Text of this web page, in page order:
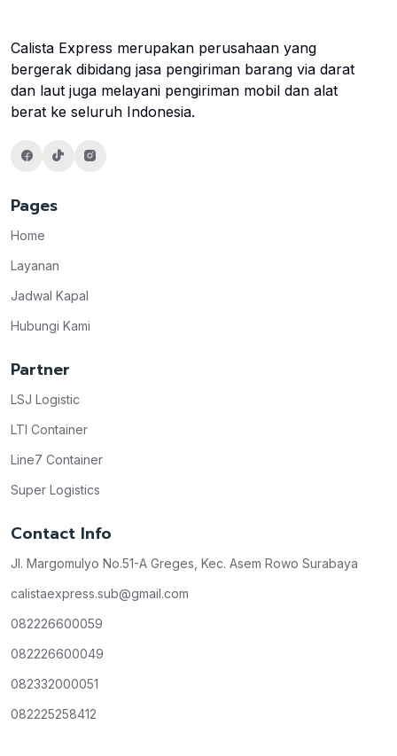
Calista Express merupakan perusahaan yang
bergerak dibidang jasa pengiriman barang via darat
dan laut juga melayani pengiriman mobil dan alat
berat ke seluruh Indonesia.
Pages
Home
Layanan
Jadwal Kapal
Hubungi Kami
Partner
LSJ Logistic
LTI Container
Line7 Container
Super Logistics
Contact Info
Jl. Margomulyo No.51-A Greges, Kec. Asem Rowo Surabaya
calistaexpress.sub@gmail.com
082226600059
082226600049
082332000051
082225258412